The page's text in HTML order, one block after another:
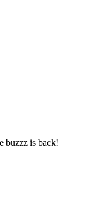
buzzz is back!